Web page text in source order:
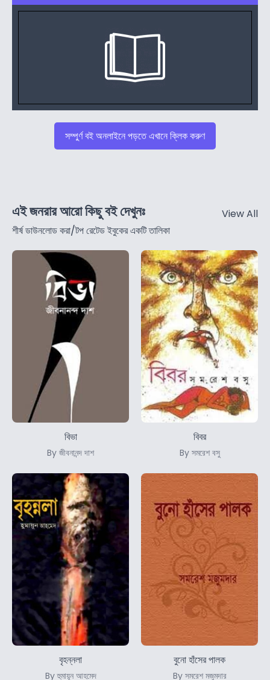
সম্পুর্ণ বই অনলাইনে পড়তে এখানে ক্লিক করুণ
এই জনরার আরো কিছু বই দেখুনঃ
শীর্ষ ডাউনলোড করা/টপ রেটেড ইবুকের একটি তালিকা
View All
বিভা
By জীবনানন্দ দাশ
বিবর
By সমরেশ বসু
বৃহন্নলা
By হুমায়ূন আহমেদ
বুনো হাঁসের পালক
By সমরেশ মজুমদার